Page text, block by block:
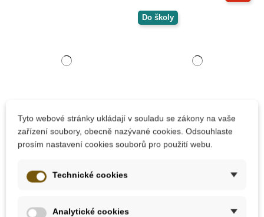
Skladem
Akuku Zvířátka do
195 Kč
Do školy
Na dotaz
Akuku - Sada
Tyto webové stránky ukládají v souladu se zákony na vaše
zařízení soubory, obecně nazývané cookies. Odsouhlaste
prosím nastavení cookies souborů pro použití webu.
Technické cookies
Analytické cookies